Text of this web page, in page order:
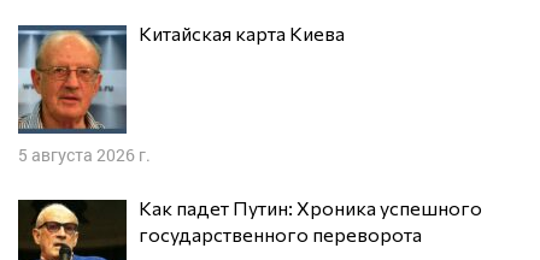
Китайская карта Киева
5 августа 2026 г.
Как падет Путин: Хроника успешного
государственного переворота